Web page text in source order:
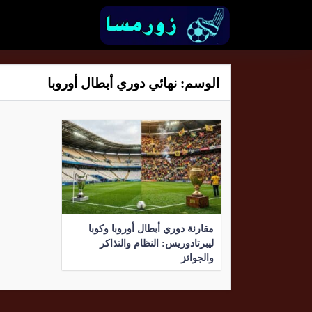
الوسم: نهائي دوري أبطال أوروبا
مقارنة دوري أبطال أوروبا وكوبا
ليبرتادوريس: النظام والتذاكر
والجوائز